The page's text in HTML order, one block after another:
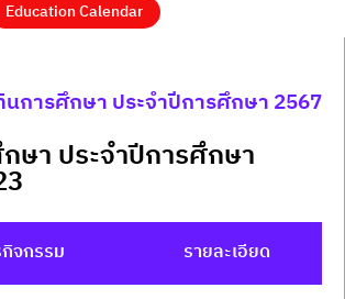
Education Calendar
การศึกษา ประจำปีการศึกษา 2567
ษา ประจำปีการศึกษา
จกรรม รายละเอียด